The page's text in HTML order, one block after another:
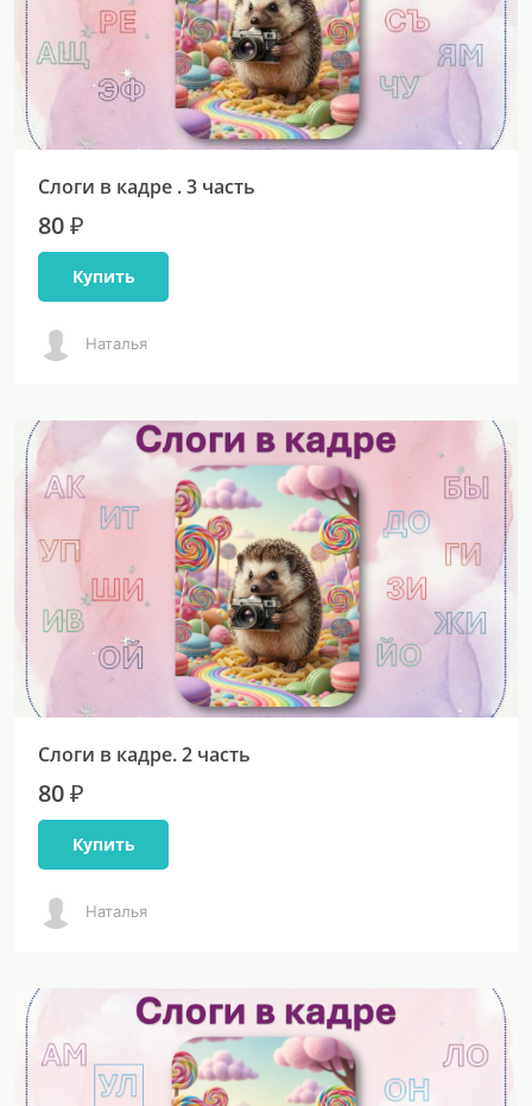
Слоги в кадре . 3 часть
80 ₽
Купить
Наталья
Слоги в кадре. 2 часть
80 ₽
Купить
Наталья